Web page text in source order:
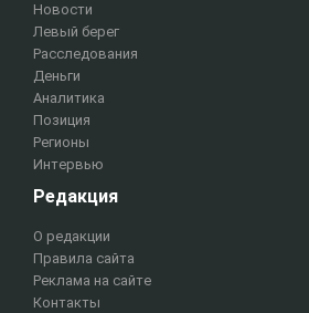
Новости
Левый берег
Расследования
Деньги
Аналитика
Позиция
Регионы
Интервью
Редакция
О редакции
Правила сайта
Реклама на сайте
Контакты